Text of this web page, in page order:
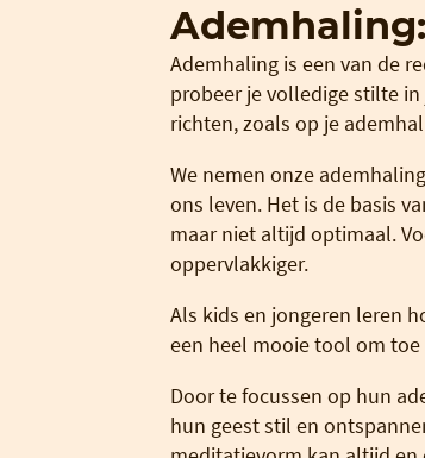
Ademhaling is een van de
probeer je volledige stilte
richten, zoals op je
We nemen onze
ons leven. Het is de basis
maar niet altijd optimaal.
oppervlakkiger.
Als kids en jongeren leren
een heel mooie tool om
Door te focussen op hun
hun geest stil en